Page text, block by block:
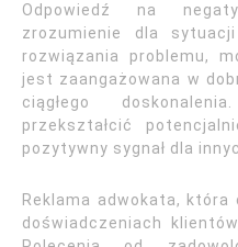
Odpowiedź na
zrozumienie dla
rozwiązania problemu,
jest zaangażowana w
ciągłego
przekształcić
pozytywny sygnał dla
Reklama adwokata,
doświadczeniach